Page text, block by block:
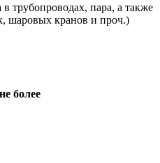
трубопроводах, пара, а также
шаровых кранов и проч.)
более